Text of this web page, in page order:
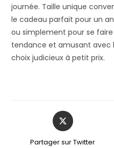
journée. Taille unique
le cadeau parfait pour un
ou simplement pour se
tendance et amusant avec
choix judicieux à petit prix.
Partager sur Twitter